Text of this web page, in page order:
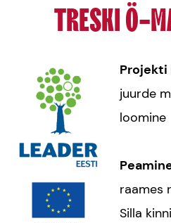
TRESKI Ö-
juurde
loomine
raames
Silla